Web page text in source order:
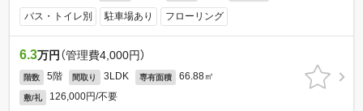
バス・トイレ別 駐車場あり フローリング
6.3万円 （管理費4,000円）
階数 5階 間取り 3LDK 専有面積 66.88㎡
敷/礼 126,000円/不要